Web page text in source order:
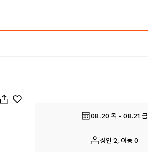
08.20 목 - 08.21 금
성인 2, 아동 0